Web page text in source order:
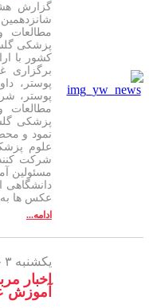
گزارش
مطالعات
پزشکی
برگزاری
پوستر،
پوستر،
مطالعات
پزشکی
نمود و
علوم
شرکت
مسئولین
دانشگاهی
عکس ها به
ادامه...
یکشنبه ۳ خرداد ۱۳۹۴ -
اخبار
آموزش